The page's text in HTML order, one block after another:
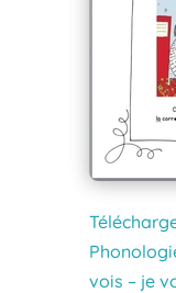
vois – je